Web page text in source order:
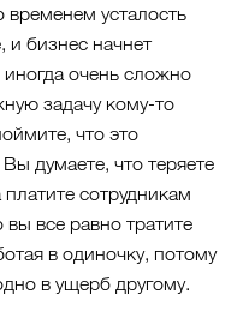
временем усталость
и бизнес начнет
иногда очень сложно
задачу кому-то
что это
думаете, что теряете
платите сотрудникам
вы все равно тратите
в одиночку, потому
в ущерб другому.